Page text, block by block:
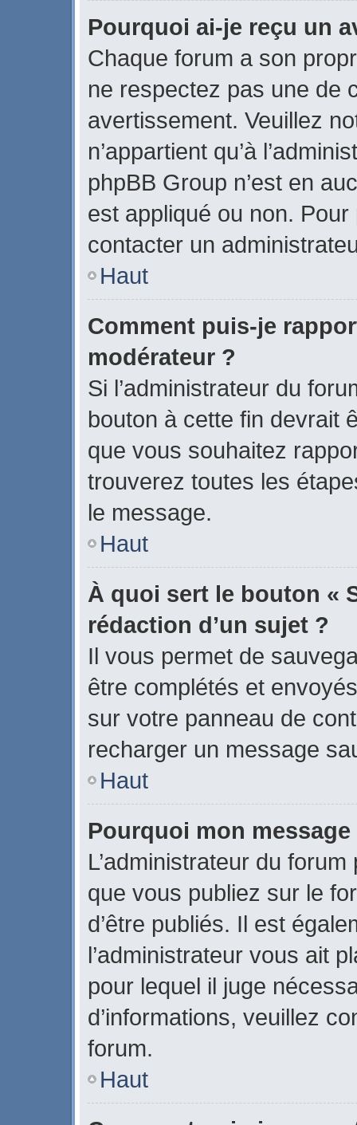
Pourquoi ai-je reçu un
Chaque forum a son
ne respectez pas une de
avertissement. Veuillez
n’appartient qu’à
phpBB Group n’est en
est appliqué ou non. Pour
contacter un
Haut
Comment puis-je
modérateur ?
Si l’administrateur du
bouton à cette fin devrait
que vous souhaitez
trouverez toutes les
le message.
Haut
À quoi sert le bouton «
rédaction d’un sujet ?
Il vous permet de
être complétés et
sur votre panneau de
recharger un message
Haut
Pourquoi mon
L’administrateur du
que vous publiez sur le
d’être publiés. Il est
l’administrateur vous ait
pour lequel il juge
d’informations, veuillez
forum.
Haut